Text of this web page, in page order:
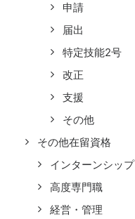
申請
届出
特定技能2号
改正
支援
その他
その他在留資格
インターンシップ
高度専門職
経営・管理